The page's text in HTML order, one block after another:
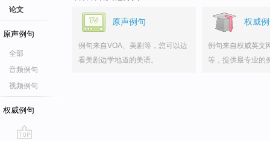
论文
原声例句
全部
音频例句
视频例句
权威例句
原声例句
例句来自VOA、美剧等，您可以边
看美剧边学地道的美语。
权威
例句来自权威英文
等，提供最专业的